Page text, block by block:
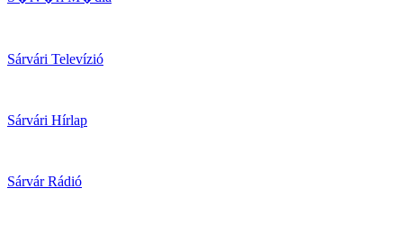
Sárvári Televízió
Sárvári Hírlap
Sárvár Rádió